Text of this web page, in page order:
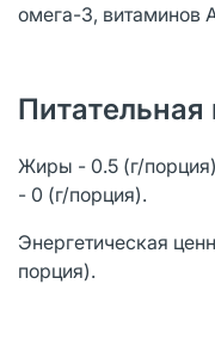
омега-3, витаминов
Питательная
Жиры - 0.5 (г/
- 0 (г/порция).
Энергетическая
порция).